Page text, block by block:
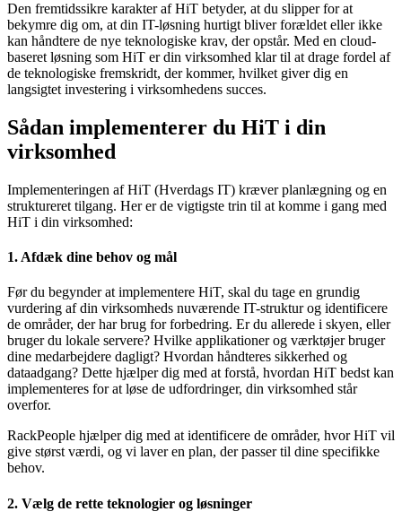
Den fremtidssikre karakter af HiT betyder, at du slipper for at
bekymre dig om, at din IT-løsning hurtigt bliver forældet eller ikke
kan håndtere de nye teknologiske krav, der opstår. Med en cloud-
baseret løsning som HiT er din virksomhed klar til at drage fordel af
de teknologiske fremskridt, der kommer, hvilket giver dig en
langsigtet investering i virksomhedens succes.
Sådan implementerer du HiT i din
virksomhed
Implementeringen af HiT (Hverdags IT) kræver planlægning og en
struktureret tilgang. Her er de vigtigste trin til at komme i gang med
HiT i din virksomhed:
1. Afdæk dine behov og mål
Før du begynder at implementere HiT, skal du tage en grundig
vurdering af din virksomheds nuværende IT-struktur og identificere
de områder, der har brug for forbedring. Er du allerede i skyen, eller
bruger du lokale servere? Hvilke applikationer og værktøjer bruger
dine medarbejdere dagligt? Hvordan håndteres sikkerhed og
dataadgang? Dette hjælper dig med at forstå, hvordan HiT bedst kan
implementeres for at løse de udfordringer, din virksomhed står
overfor.
RackPeople hjælper dig med at identificere de områder, hvor HiT vil
give størst værdi, og vi laver en plan, der passer til dine specifikke
behov.
2. Vælg de rette teknologier og løsninger